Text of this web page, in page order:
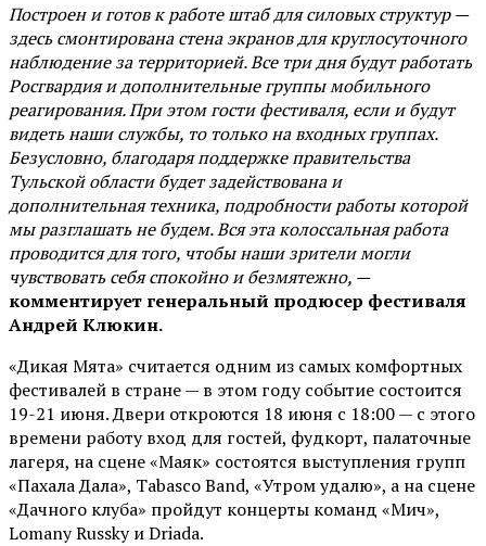
Построен и готов к работе штаб для силовых структур —
здесь смонтирована стена экранов для круглосуточного
наблюдение за территорией. Все три дня будут работать
Росгвардия и дополнительные группы мобильного
реагирования. При этом гости фестиваля, если и будут
видеть наши службы, то только на входных группах.
Безусловно, благодаря поддержке правительства
Тульской области будет задействована и
дополнительная техника, подробности работы которой
мы разглашать не будем. Вся эта колоссальная работа
проводится для того, чтобы наши зрители могли
чувствовать себя спокойно и безмятежно, —
комментирует генеральный продюсер фестиваля
Андрей Клюкин.
«Дикая Мята» считается одним из самых комфортных
фестивалей в стране — в этом году событие состоится
19-21 июня. Двери откроются 18 июня с 18:00 — с этого
времени работу вход для гостей, фудкорт, палаточные
лагеря, на сцене «Маяк» состоятся выступления групп
«Пахала Дала», Tabasco Band, «Утром удалю», а на сцене
«Дачного клуба» пройдут концерты команд «Мич»,
Lomany Russky и Driada.